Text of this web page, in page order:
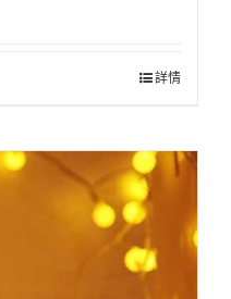
詳情